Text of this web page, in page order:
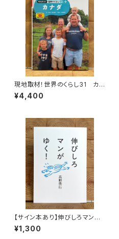
現地取材！世界のくらし31 カナ
ダ
¥4,400
【サイン本あり】伸びしろマンが
ゆく！
¥1,300